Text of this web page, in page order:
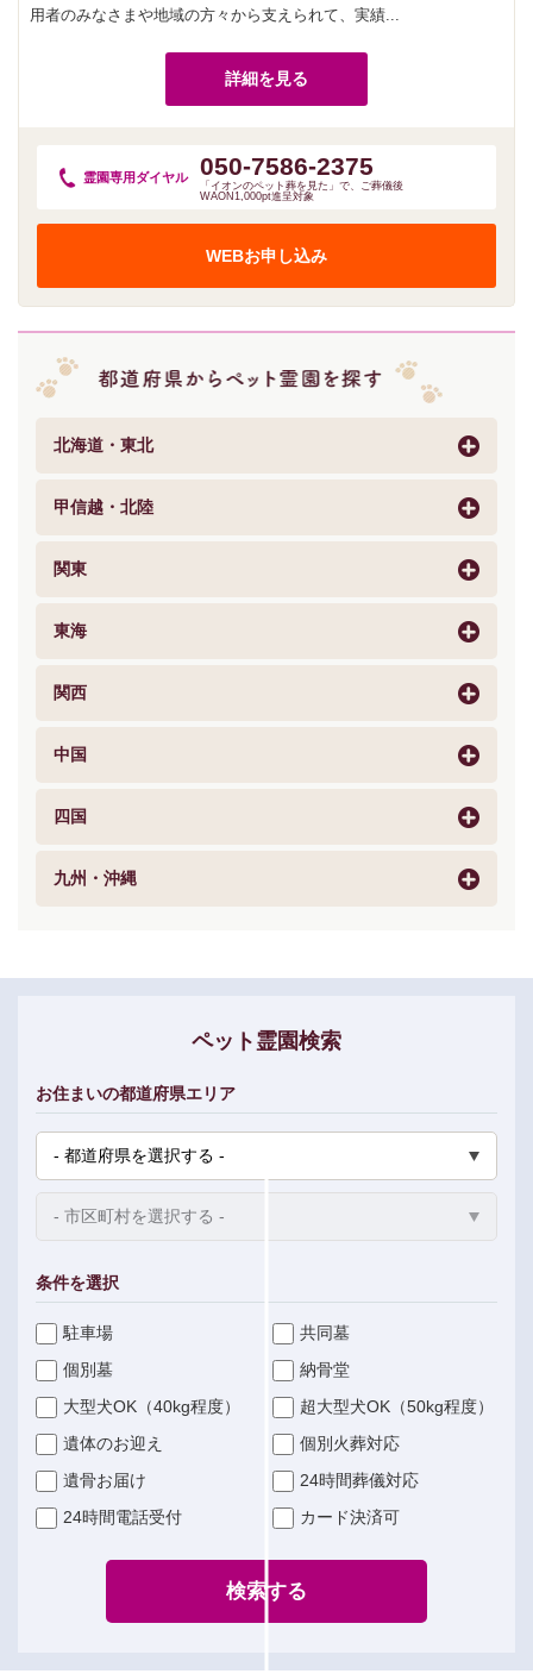
用者のみなさまや地域の方々から支えられて、実績...
詳細を見る
霊園専用 ダイヤル 050-7586-2375
「イオンのペット葬を見た」で、ご葬儀後
WAON1,000pt進呈対象
WEBお申し込み
北海道・東北
甲信越・北陸
関東
東海
関西
中国
四国
九州・沖縄
ペット霊園検索
お住まいの都道府県エリア
条件を選択
駐車場
共同墓
個別墓
納骨堂
大型犬OK（40kg程度）
超大型犬OK（50kg程度）
遺体のお迎え
個別火葬対応
遺骨お届け
24時間葬儀対応
24時間電話受付
カード決済可
検索する